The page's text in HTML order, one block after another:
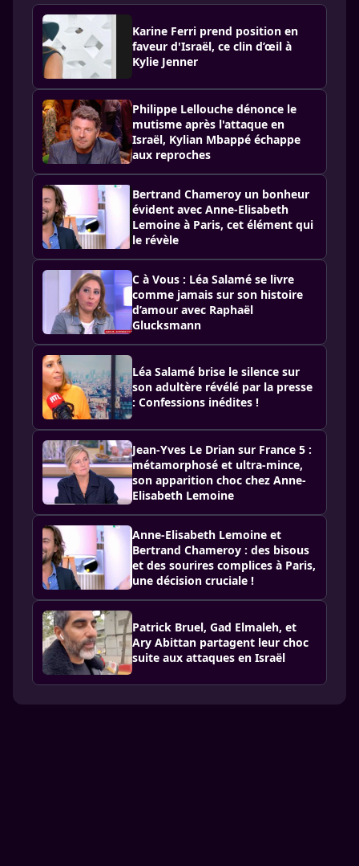
Karine Ferri prend position en
faveur d'Israël, ce clin d’œil à
Kylie Jenner
Philippe Lellouche dénonce le
mutisme après l'attaque en
Israël, Kylian Mbappé échappe
aux reproches
Bertrand Chameroy un bonheur
évident avec Anne-Elisabeth
Lemoine à Paris, cet élément qui
le révèle
C à Vous : Léa Salamé se livre
comme jamais sur son histoire
d’amour avec Raphaël
Glucksmann
Léa Salamé brise le silence sur
son adultère révélé par la presse
: Confessions inédites !
Jean-Yves Le Drian sur France 5 :
métamorphosé et ultra-mince,
son apparition choc chez Anne-
Elisabeth Lemoine
Anne-Elisabeth Lemoine et
Bertrand Chameroy : des bisous
et des sourires complices à Paris,
une décision cruciale !
Patrick Bruel, Gad Elmaleh, et
Ary Abittan partagent leur choc
suite aux attaques en Israël